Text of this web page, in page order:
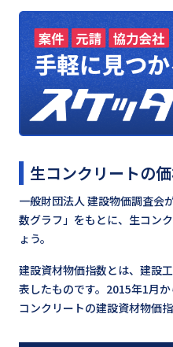
生コンクリートの
一般財団法人 建設物価調査会
数グラフ」をもとに、生コン
ょう。
建設資材物価指数とは、建設
表したものです。2015年1月
コンクリートの建設資材物価